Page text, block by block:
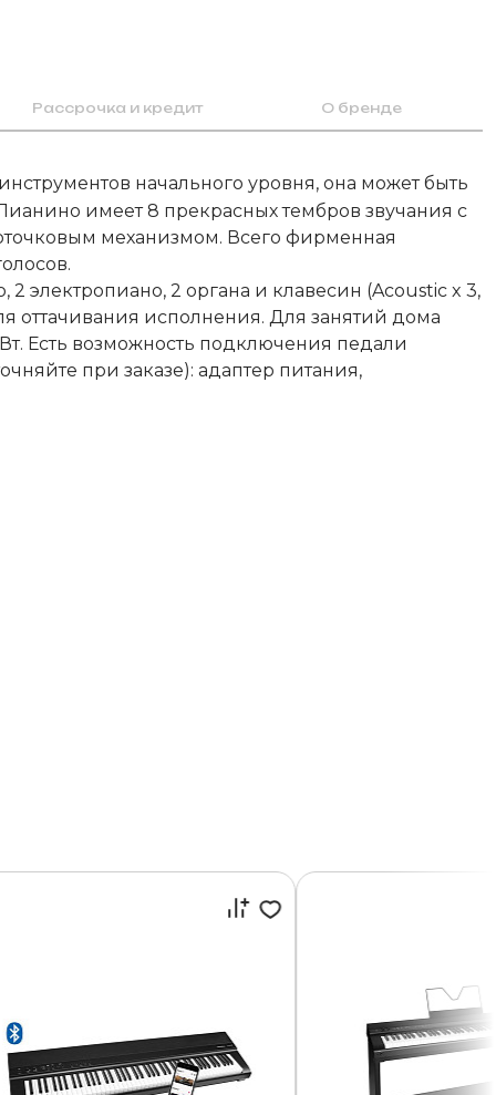
Рассрочка и кредит О бренде
начального уровня, она может быть
имеет 8 прекрасных тембров звучания с
механизмом. Всего фирменная
электропиано, 2 органа и клавесин (Acoustic x 3,
оттачивания исполнения. Для занятий дома
Есть возможность подключения педали
при заказе): адаптер питания,